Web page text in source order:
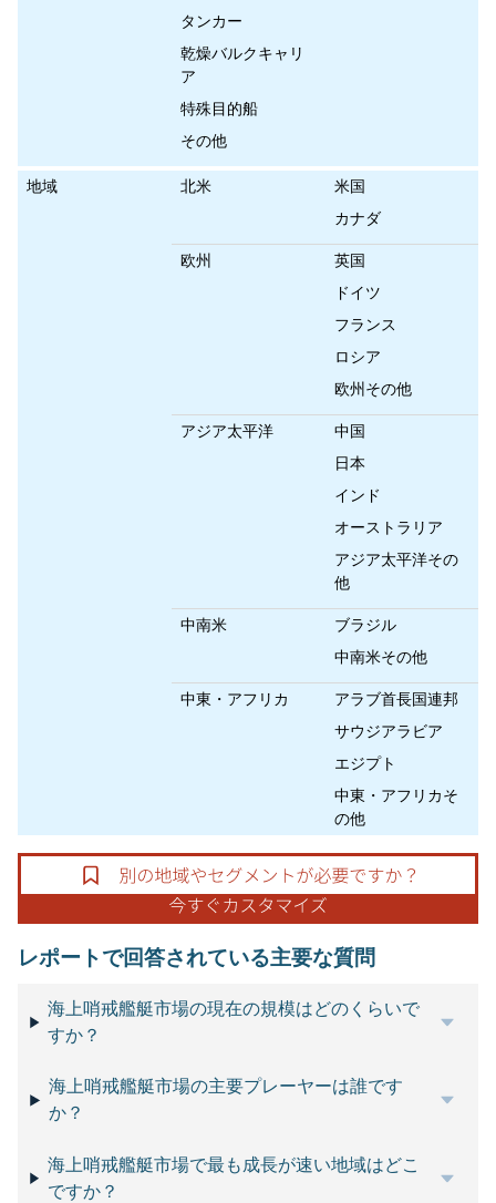
タンカー
乾燥バルクキャリ
ア
特殊目的船
その他
地域 北米
米国
カナダ
欧州
英国
ドイツ
フランス
ロシア
欧州その他
アジア太平洋
中国
日本
インド
オーストラリア
アジア太平洋その
他
中南米
ブラジル
中南米その他
中東・アフリカ
アラブ首長国連邦
サウジアラビア
エジプト
中東・アフリカそ
の他
レポートで回答されている主要な質問
海上哨戒艦艇市場の現在の規模はどのくらいで
すか？
海上哨戒艦艇市場の主要プレーヤーは誰です
か？
海上哨戒艦艇市場で最も成長が速い地域はどこ
ですか？